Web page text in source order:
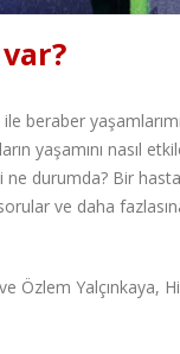
beraber
yaşamını nasıl
durumda? Bir
ve daha
Özlem